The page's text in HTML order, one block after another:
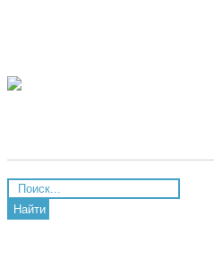
Найти